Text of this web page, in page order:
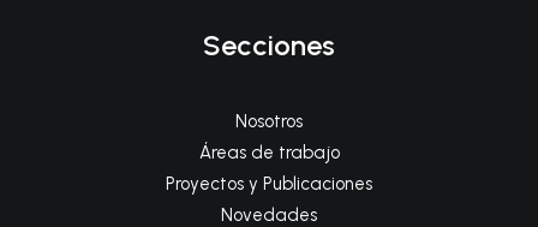
Secciones
Nosotros
Áreas de trabajo
Proyectos y Publicaciones
Novedades